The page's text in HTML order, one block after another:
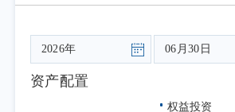
明、风格稳定、成本低廉和充
的优势，有助于投资者高效、
产业投资机会。
本报告期为本基金的正常运
在投资运作过程中严格遵守基
06月30日
资产配置
权益投资